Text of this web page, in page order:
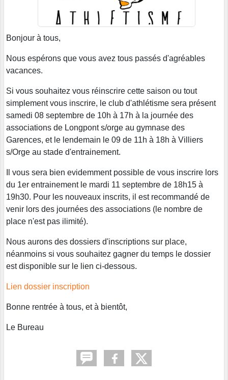
Bonjour à tous,
Nous espérons que vous avez tous passés d'agréables
vacances.
Si vous souhaitez vous réinscrire cette saison ou tout
simplement vous inscrire, le club d'athlétisme sera présent
samedi 08 septembre de 10h à 17h à la journée des
associations de Longpont s/orge au gymnase des
Garences, et le lendemain le 09 de 11h à 18h à Villiers
s/Orge au stade d'entrainement.
Il vous sera bien evidemment possible de vous inscrire lors
du 1er entrainement le mardi 11 septembre de 18h15 à
19h30. Pour les nouveaux inscrits, il est recommandé de
venir lors des journées des associations (le nombre de
place n'est pas ilimité).
Nous aurons des dossiers d'inscriptions sur place,
néanmoins si vous souhaitez gagner du temps le dossier
est disponible sur le lien ci-dessous.
Lien dossier inscription
Bonne rentrée à tous, et à bientôt,
Le Bureau